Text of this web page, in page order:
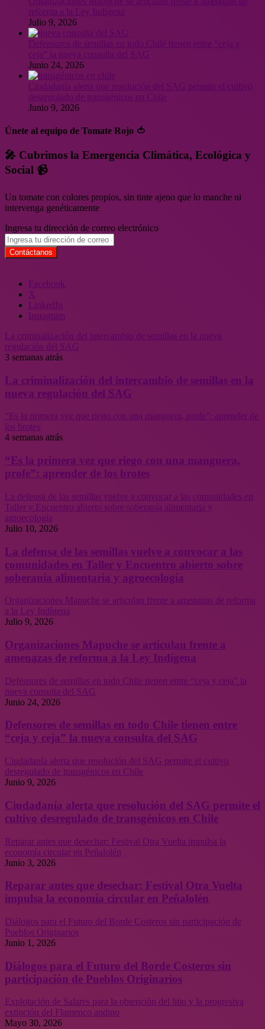
Julio 9, 2026
Junio 24, 2026
Ciudadanía alerta que resolución del SAG permite el cultivo
desregulado de transgénicos en Chile
Junio 9, 2026
Únete al equipo de Tomate Rojo 🍅
🎤 Cubrimos la Emergencia Climática, Ecológica y
Social 📹
Un tomate con colores propios, sin tinte ajeno que lo manche ni
intervenga genéticamente
Ingresa tu dirección de correo electrónico
Facebook
X
LinkedIn
Instagram
La criminalización del intercambio de semillas en la nueva
regulación del SAG
3 semanas atrás
La criminalización del intercambio de semillas en la
nueva regulación del SAG
“Es la primera vez que riego con una manguera, profe”: aprender de
los brotes
4 semanas atrás
“Es la primera vez que riego con una manguera,
profe”: aprender de los brotes
La defensa de las semillas vuelve a convocar a las comunidades en
Taller y Encuentro abierto sobre soberanía alimentaria y
agroecología
Julio 10, 2026
La defensa de las semillas vuelve a convocar a las
comunidades en Taller y Encuentro abierto sobre
soberanía alimentaria y agroecología
Organizaciones Mapuche se articulan frente a amenazas de reforma
a la Ley Indígena
Julio 9, 2026
Organizaciones Mapuche se articulan frente a
amenazas de reforma a la Ley Indígena
Defensores de semillas en todo Chile tienen entre “ceja y ceja” la
nueva consulta del SAG
Junio 24, 2026
Defensores de semillas en todo Chile tienen entre
“ceja y ceja” la nueva consulta del SAG
Ciudadanía alerta que resolución del SAG permite el cultivo
desregulado de transgénicos en Chile
Junio 9, 2026
Ciudadanía alerta que resolución del SAG permite el
cultivo desregulado de transgénicos en Chile
Reparar antes que desechar: Festival Otra Vuelta impulsa la
economía circular en Peñalolén
Junio 3, 2026
Reparar antes que desechar: Festival Otra Vuelta
impulsa la economía circular en Peñalolén
Diálogos para el Futuro del Borde Costeros sin participación de
Pueblos Originarios
Junio 1, 2026
Diálogos para el Futuro del Borde Costeros sin
participación de Pueblos Originarios
Explotación de Salares para la obtención del litio y la progresiva
extinción del Flamenco andino
Mayo 30, 2026